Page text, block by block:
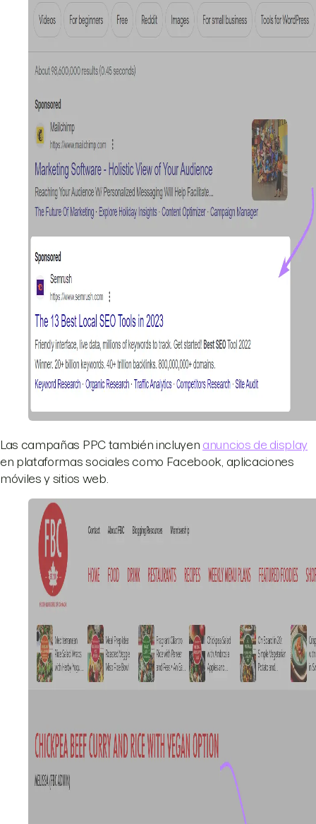
Las campañas PPC también incluyen anuncios de display
en plataformas sociales como Facebook, aplicaciones
móviles y sitios web.